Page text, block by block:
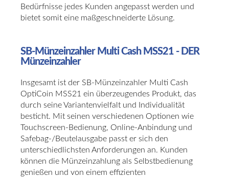
Bedürfnisse jedes Kunden angepasst werden und
bietet somit eine maßgeschneiderte Lösung.
SB-Münzeinzahler Multi Cash MSS21 - DER
Münzeinzahler
Insgesamt ist der SB-Münzeinzahler Multi Cash
OptiCoin MSS21 ein überzeugendes Produkt, das
durch seine Variantenvielfalt und Individualität
besticht. Mit seinen verschiedenen Optionen wie
Touchscreen-Bedienung, Online-Anbindung und
Safebag-/Beutelausgabe passt er sich den
unterschiedlichsten Anforderungen an. Kunden
können die Münzeinzahlung als Selbstbedienung
genießen und von einem effizienten